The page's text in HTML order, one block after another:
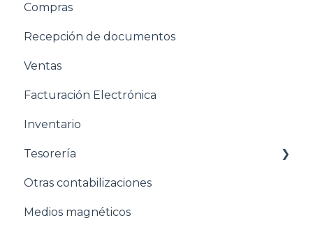
Pasos para configurar tu empresa
Estructuración General
Estructuración Contabilidad
Estructuración Compras
Estructuración Ventas
Estructuración Inventarios
Estructuración Tesorería
Pasos para configurar la Nómina
Compras
Recepción de documentos
Ventas
Facturación Electrónica
Inventario
Tesorería
Conciliacion bancaria
Otras contabilizaciones
Medios magnéticos